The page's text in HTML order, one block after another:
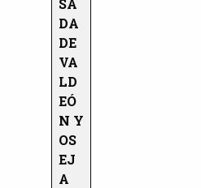
SA
DA
DE
VA
LD
EÓ
N Y
OS
EJ
A